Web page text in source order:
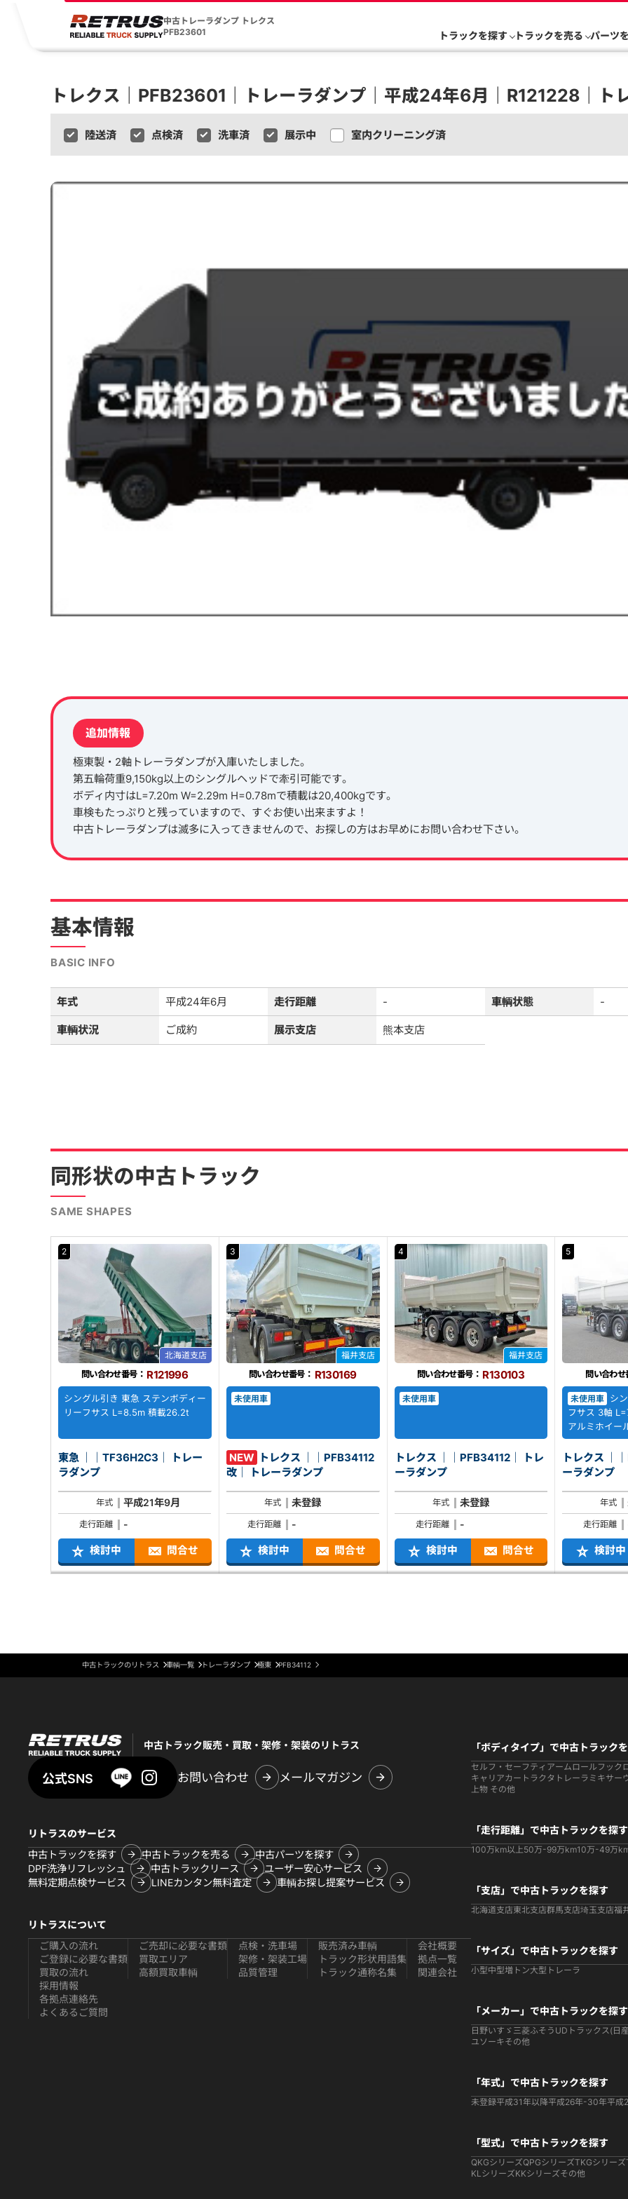
中古トレーラダンプ トレクス
PFB23601
トラックを探す トラックを売る パーツ
トレクス｜PFB23601｜トレーラダンプ｜平成24年6月｜R121228｜ト
陸送済 点検済 洗車済 展示中 室内クリーニング済
追加情報
極東製・2軸トレーラダンプが入庫いたしました。
第五輪荷重9,150kg以上のシングルヘッドで牽引可能です。
ボディ内寸はL=7.20m W=2.29m H=0.78mで積載は20,400kgです。
車検もたっぷりと残っていますので、すぐお使い出来ますよ！
中古トレーラダンプは滅多に入ってきませんので、お探しの方はお早めにお問い合わせ下さい。
基本情報
BASIC INFO
年式 平成24年6月 走行距離 - 車輌状態 -
車輌状況 ご成約 展示支店 熊本支店
同形状の中古トラック
SAME SHAPES
2
北海道支店
問い合わせ番号： R121996
シングル引き 東急 ステンボディー
リーフサス L=8.5m 積載26.2t
東急 ｜｜TF36H2C3｜ トレー
ラダンプ
年式 平成21年9月
走行距離 -
検討中 問合せ
3
福井支店
問い合わせ番号： R130169
未使用車
NEW
トレクス ｜｜PFB34112
改｜ トレーラダンプ
年式 未登録
走行距離 -
検討中 問合せ
4
福井支店
問い合わせ番号： R130103
未使用車
トレクス ｜｜PFB34112｜ トレ
ーラダンプ
年式 未登録
走行距離 -
検討中 問合せ
5
問い合わせ
未使用車
シ
フサス 3軸
アルミホイー
トレクス ｜｜
ーラダンプ
年式
走行距離
検討中
中古トラックのリトラス 車輌一覧 トレーラダンプ 極東 PFB34112
中古トラック販売・買取・架修・架装のリトラス
公式SNS お問い合わせ メールマガジン
リトラスのサービス
中古トラックを探す
中古トラックを売る
中古パーツを探す
DPF洗浄リフレッシュ
中古トラックリース
ユーザー安心サービス
無料定期点検サービス
LINEカンタン無料査定 車輌お探し提案サービス
リトラスについて
ご購入の流れ
ご登録に必要な書類
買取の流れ
ご売却に必要な書類
買取エリア
高額買取車輌
点検・洗車場
架修・架装工場
品質管理
販売済み車輌
トラック形状用語集
トラック通称名集
会社概要
拠点一覧
関連会社
採用情報
各拠点連絡先
よくあるご質問
「ボディタイプ」で中古トラック
セルフ・セーフティ アームロールフック
キャリアカー トラクタ トレーラ ミキサー
上物 その他
「走行距離」で中古トラックを探す
100万km以上50万-99万km10万-49万
「支店」で中古トラックを探す
北海道支店東北支店群馬支店埼玉支店福
「サイズ」で中古トラックを探す
小型中型増トン大型 トレーラ
「メーカー」で中古トラックを探す
日野いすゞ 三菱ふそう UDトラックス(日
ユソーキその他
「年式」で中古トラックを探す
未登録平成31年以降平成26年-30年平成
「型式」で中古トラックを探す
QKGシリーズQPGシリーズTKGシリーズ
KLシリーズKKシリーズその他